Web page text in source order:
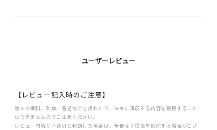
ユーザーレビュー
【レビュー記入時のご注意】
他人の権利、利益、名誉などを損ねたり、法令に違反する内容を投稿すること
はできませんのでご注意ください。
レビュー内容が不適切と判断した場合は、予告なく投稿を削除する場合がござ